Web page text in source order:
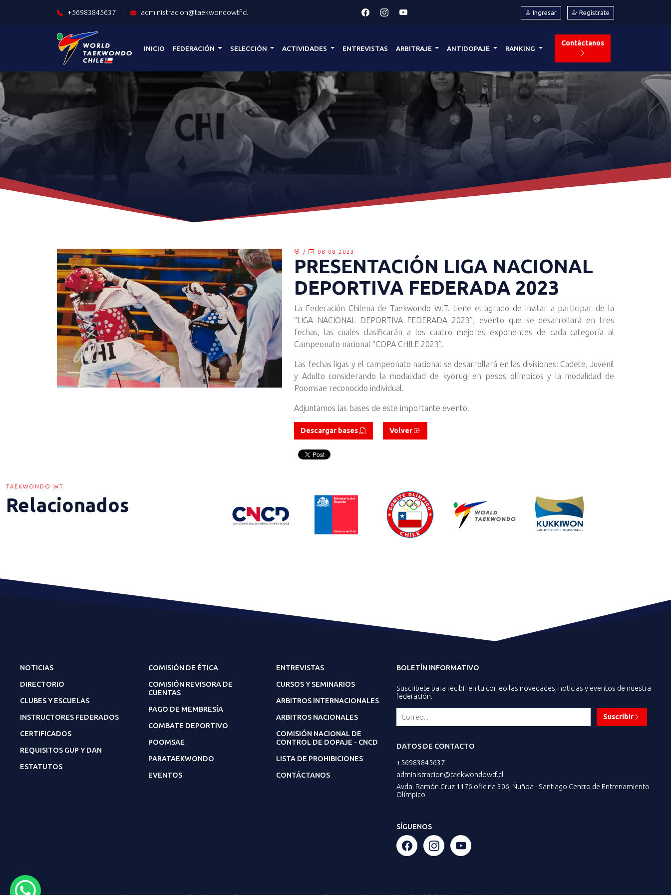
+56983845637 administracion@taekwondowtf.cl Ingresar Regístrate
INICIO FEDERACIÓN SELECCIÓN ACTIVIDADES ENTREVISTAS ARBITRAJE ANTIDOPAJE RANKING
Contáctanos
/ 08-08-2023
PRESENTACIÓN LIGA NACIONAL
DEPORTIVA FEDERADA 2023
La Federación Chilena de Taekwondo W.T. tiene el agrado de invitar a participar de la
“LIGA NACIONAL DEPORTIVA FEDERADA 2023”, evento que se desarrollará en tres
fechas, las cuales clasificarán a los cuatro mejores exponentes de cada categoría al
Campeonato nacional “COPA CHILE 2023”.
Las fechas ligas y el campeonato nacional se desarrollará en las divisiones: Cadete, Juvenil
y Adulto considerando la modalidad de kyorugi en pesos olímpicos y la modalidad de
Poomsae reconocido individual.
Adjuntamos las bases de este importante evento.
Descargar bases Volver
TAEKWONDO WT
Relacionados
NOTICIAS
DIRECTORIO
CLUBES Y ESCUELAS
INSTRUCTORES FEDERADOS
CERTIFICADOS
REQUISITOS GUP Y DAN
ESTATUTOS
COMISIÓN DE ÉTICA
COMISIÓN REVISORA DE
CUENTAS
PAGO DE MEMBRESÍA
COMBATE DEPORTIVO
POOMSAE
PARATAEKWONDO
EVENTOS
ENTREVISTAS
CURSOS Y SEMINARIOS
ARBITROS INTERNACIONALES
ARBITROS NACIONALES
COMISIÓN NACIONAL DE
CONTROL DE DOPAJE - CNCD
LISTA DE PROHIBICIONES
CONTÁCTANOS
BOLETÍN INFORMATIVO
Suscribete para recibir en tu correo las novedades, noticias y eventos de nuestra
federación.
Suscribir
DATOS DE CONTACTO
+56983845637
administracion@taekwondowtf.cl
Avda. Ramón Cruz 1176 oficina 306, Ñuñoa - Santiago Centro de Entrenamiento
Olímpico
SÍGUENOS